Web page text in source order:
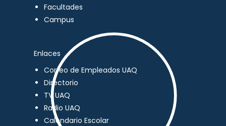
Facultades
Campus
Enlaces
Correo de Empleados UAQ
Directorio
TV UAQ
Radio UAQ
Calendario Escolar